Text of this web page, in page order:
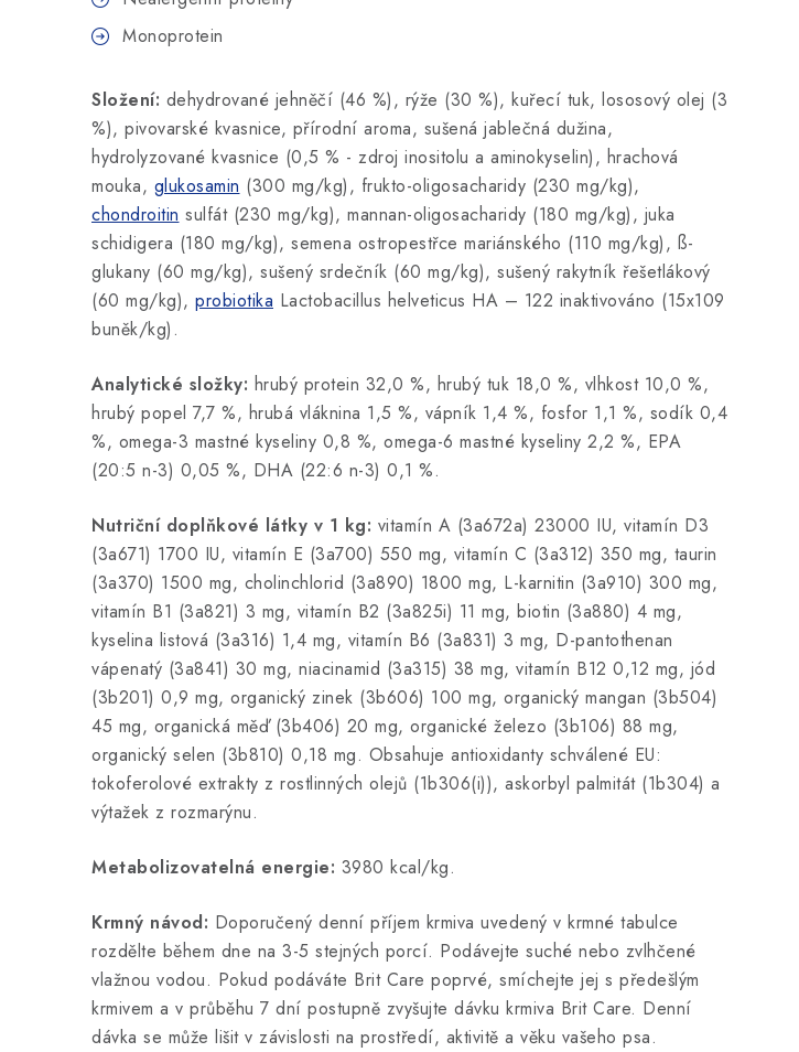
Monoprotein
Složení: dehydrované jehněčí (46 %), rýže (30 %), kuřecí tuk, lososový olej (3
%), pivovarské kvasnice, přírodní aroma, sušená jablečná dužina,
hydrolyzované kvasnice (0,5 % - zdroj inositolu a aminokyselin), hrachová
mouka, glukosamin (300 mg/kg), frukto-oligosacharidy (230 mg/kg),
chondroitin sulfát (230 mg/kg), mannan-oligosacharidy (180 mg/kg), juka
schidigera (180 mg/kg), semena ostropestřce mariánského (110 mg/kg), ß-
glukany (60 mg/kg), sušený srdečník (60 mg/kg), sušený rakytník řešetlákový
(60 mg/kg), probiotika Lactobacillus helveticus HA – 122 inaktivováno (15x109
buněk/kg).
Analytické složky: hrubý protein 32,0 %, hrubý tuk 18,0 %, vlhkost 10,0 %,
hrubý popel 7,7 %, hrubá vláknina 1,5 %, vápník 1,4 %, fosfor 1,1 %, sodík 0,4
%, omega-3 mastné kyseliny 0,8 %, omega-6 mastné kyseliny 2,2 %, EPA
(20:5 n-3) 0,05 %, DHA (22:6 n-3) 0,1 %.
Nutriční doplňkové látky v 1 kg: vitamín A (3a672a) 23000 IU, vitamín D3
(3a671) 1700 IU, vitamín E (3a700) 550 mg, vitamín C (3a312) 350 mg, taurin
(3a370) 1500 mg, cholinchlorid (3a890) 1800 mg, L-karnitin (3a910) 300 mg,
vitamín B1 (3a821) 3 mg, vitamín B2 (3a825i) 11 mg, biotin (3a880) 4 mg,
kyselina listová (3a316) 1,4 mg, vitamín B6 (3a831) 3 mg, D-pantothenan
vápenatý (3a841) 30 mg, niacinamid (3a315) 38 mg, vitamín B12 0,12 mg, jód
(3b201) 0,9 mg, organický zinek (3b606) 100 mg, organický mangan (3b504)
45 mg, organická měď (3b406) 20 mg, organické železo (3b106) 88 mg,
organický selen (3b810) 0,18 mg. Obsahuje antioxidanty schválené EU:
tokoferolové extrakty z rostlinných olejů (1b306(i)), askorbyl palmitát (1b304) a
výtažek z rozmarýnu.
Metabolizovatelná energie: 3980 kcal/kg.
Krmný návod: Doporučený denní příjem krmiva uvedený v krmné tabulce
rozdělte během dne na 3-5 stejných porcí. Podávejte suché nebo zvlhčené
vlažnou vodou. Pokud podáváte Brit Care poprvé, smíchejte jej s předešlým
krmivem a v průběhu 7 dní postupně zvyšujte dávku krmiva Brit Care. Denní
dávka se může lišit v závislosti na prostředí, aktivitě a věku vašeho psa.